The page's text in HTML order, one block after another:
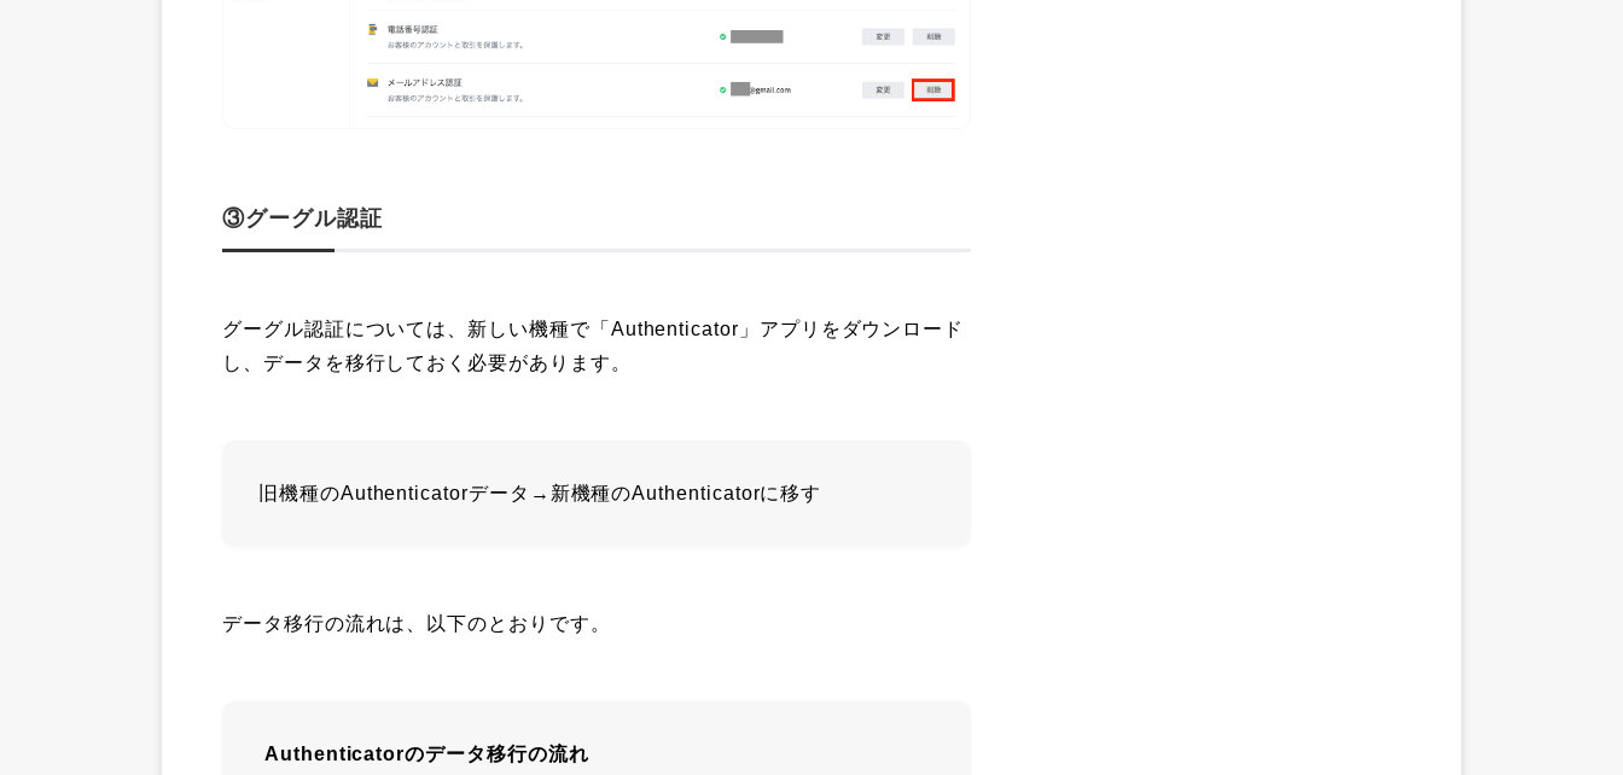
③グーグル認証
グーグル認証については、新しい機種で「Authenticator」アプリをダウンロード
し、データを移行しておく必要があります。
旧機種のAuthenticatorデータ→新機種のAuthenticatorに移す
データ移行の流れは、以下のとおりです。
Authenticatorのデータ移行の流れ